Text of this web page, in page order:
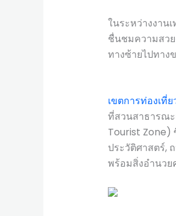
ในระหว่างงาน
ชื่นชมความสวย
ทางซ้ายไปทาง
เขตการท่องเที่
ที่สวนสาธารณ
Tourist Zone)
ประวัติศาสตร์,
พร้อมสิ่งอำนว